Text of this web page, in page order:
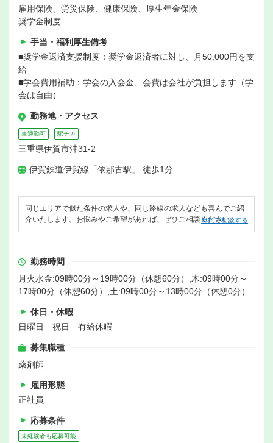
雇用保険、労災保険、健康保険、厚生年金保険
奨学金制度
手当・福利厚生備考
■奨学金返済支援制度：奨学金返済者に対し、月50,000円を支
給
■学会費用補助：学会の入会金、会費は会社が負担します（学
会は自由）
勤務地・アクセス
車通勤可 駅チカ
三重県伊賀市沖31-2
伊賀鉄道伊賀線「依那古駅」 徒歩1分
同じエリアで似た条件の求人や、同じ路線の求人なども喜んでご紹
介いたします。お悩みやご希望があれば、ぜひご相談ください。
無料で相談する
勤務時間
月火水金:09時00分～19時00分（休憩60分）,木:09時00分～
17時00分（休憩60分）,土:09時00分～13時00分（休憩0分）
休日・休暇
日曜日 祝日 有給休暇
募集職種
薬剤師
雇用形態
正社員
応募条件
未経験者も応募可能